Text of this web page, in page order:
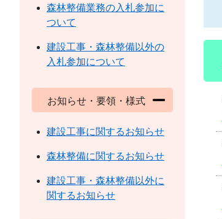
森林整備業務の入札参加に
ついて
建設工事・森林整備以外の
入札参加について
お知らせ・要領・様式
建設工事に関するお知らせ
森林整備に関するお知らせ
建設工事・森林整備以外に
関するお知らせ